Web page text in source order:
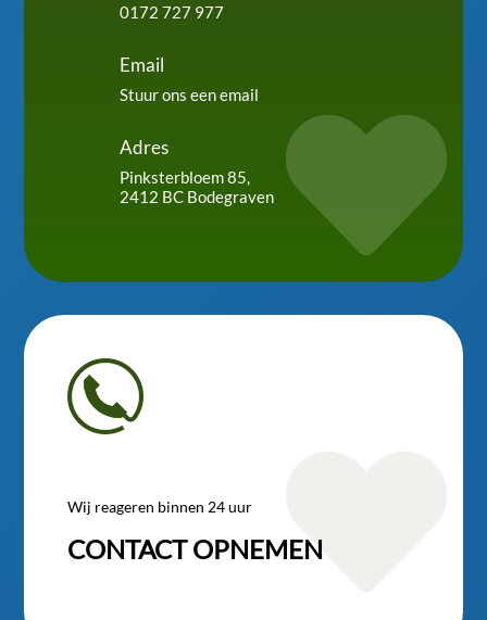
0172 727 977
Email
Stuur ons een email
Adres
Pinksterbloem 85,
2412 BC Bodegraven

Wij reageren binnen 24 uur
CONTACT OPNEMEN